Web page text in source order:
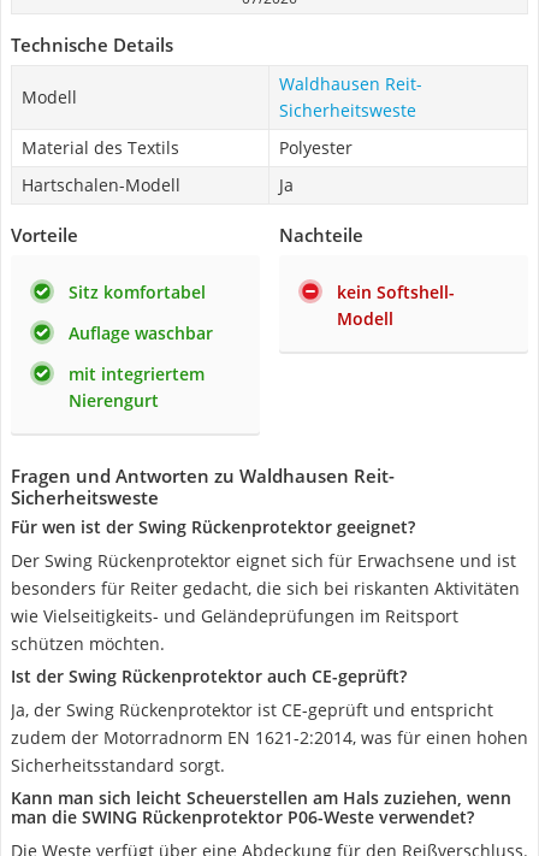
Technische Details
Modell
Waldhausen Reit-
Sicherheitsweste
Material des Textils
Polyester
Hartschalen-Modell
Ja
Vorteile
Sitz komfortabel
Auflage waschbar
mit integriertem
Nierengurt
Nachteile
kein Softshell-
Modell
Fragen und Antworten zu Waldhausen Reit-
Sicherheitsweste
Für wen ist der Swing Rückenprotektor geeignet?
Der Swing Rückenprotektor eignet sich für Erwachsene und ist
besonders für Reiter gedacht, die sich bei riskanten Aktivitäten
wie Vielseitigkeits- und Geländeprüfungen im Reitsport
schützen möchten.
Ist der Swing Rückenprotektor auch CE-geprüft?
Ja, der Swing Rückenprotektor ist CE-geprüft und entspricht
zudem der Motorradnorm EN 1621-2:2014, was für einen hohen
Sicherheitsstandard sorgt.
Kann man sich leicht Scheuerstellen am Hals zuziehen, wenn
man die SWING Rückenprotektor P06-Weste verwendet?
Die Weste verfügt über eine Abdeckung für den Reißverschluss.